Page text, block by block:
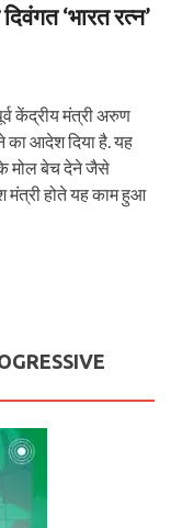
‘भारत रत्‍न’
केंद्रीय मंत्री अरुण
का आदेश दिया है. यह
मोल बेच देने जैसे
मंत्री होते यह काम हुआ